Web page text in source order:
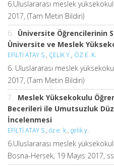
6.Uluslararası meslek
2017, (Tam Metin Bildiri)
6. Üniversite Öğrencilerinin
Üniversite ve Meslek
EFİLTİ ATAY S., ÇELİK Y., ÖZ E. K.
6. Uluslararası meslek
2017, (Tam Metin Bildiri)
7. Meslek Yüksekokulu
Becerileri ile Umutsuzluk
İncelenmesi
EFİLTİ ATAY S., öz e. k., çelik y.
6.Uluslararası meslek
Bosna-Hersek, 19 Mayıs 2017,